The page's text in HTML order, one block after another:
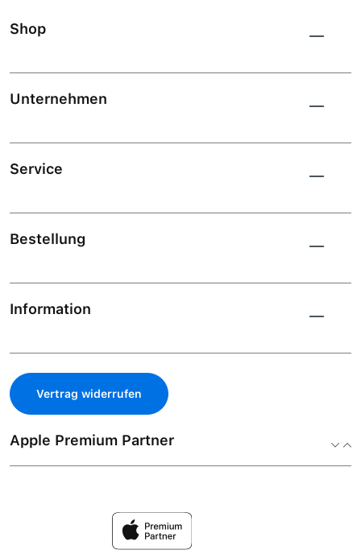
Shop
Unternehmen
Service
Bestellung
Information
Vertrag widerrufen
Apple Premium Partner